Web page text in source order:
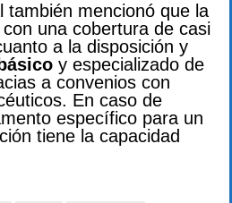
también mencionó que la
una cobertura de casi
a la disposición y
y especializado de
a convenios con
En caso de
específico para un
tiene la capacidad